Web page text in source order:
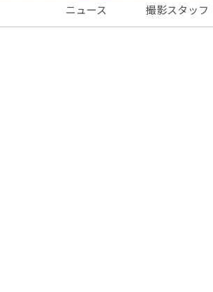
ニュース 撮影スタッフ